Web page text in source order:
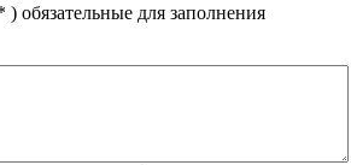
) обязательные для заполнения